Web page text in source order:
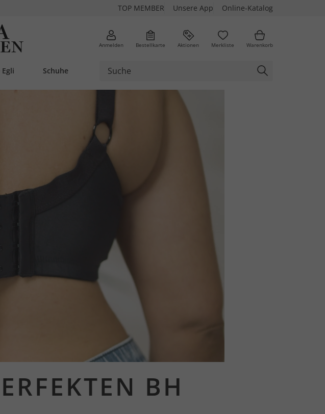
TOP MEMBER Unsere App Online-Katalog
Anmelden Bestellkarte Aktionen Merkliste Warenkorb
Schuhe
BH